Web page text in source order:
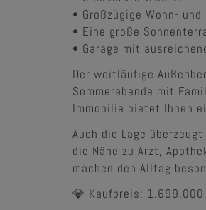
• Großzügige Wohn-
• Eine große
• Garage mit
Der weitläufige
Sommerabende mit
Immobilie bietet Ihnen
Auch die Lage
die Nähe zu Arzt,
machen den Alltag
💎 Kaufpreis: